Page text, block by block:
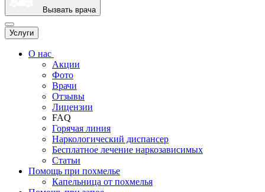
Вызвать врача
Услуги
О нас
Акции
Фото
Врачи
Отзывы
Лицензии
FAQ
Горячая линия
Наркологический диспансер
Бесплатное лечение наркозависимых
Статьи
Помощь при похмелье
Капельница от похмелья